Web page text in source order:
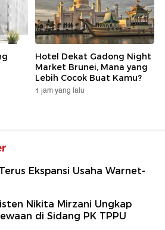
Hotel Dekat Gadong Night
Market Brunei, Mana yang
Lebih Cocok Buat Kamu?
1 jam yang lalu
Ekspansi Usaha Warnet-
Nikita Mirzani Ungkap
di Sidang PK TPPU